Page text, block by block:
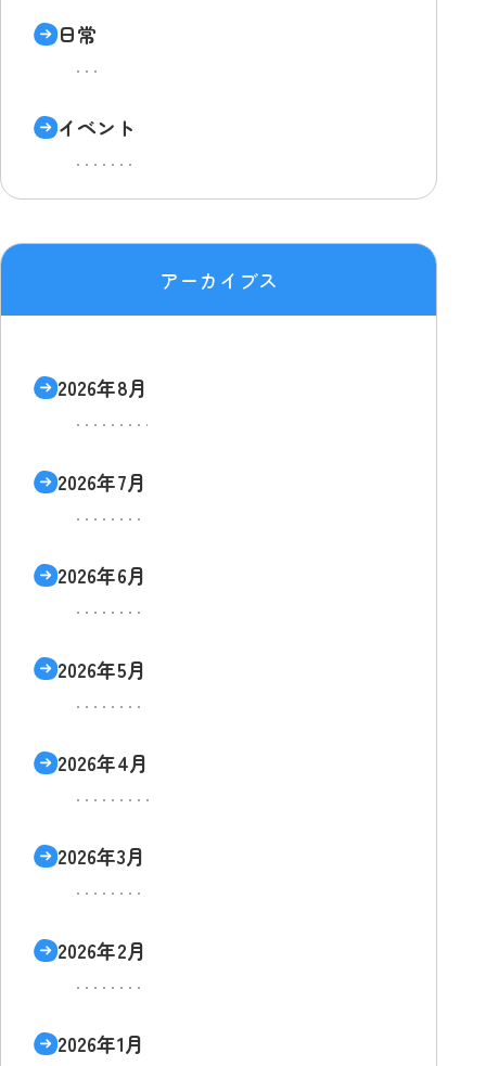
日常
イベント
アーカイブス
2026年8月
2026年7月
2026年6月
2026年5月
2026年4月
2026年3月
2026年2月
2026年1月